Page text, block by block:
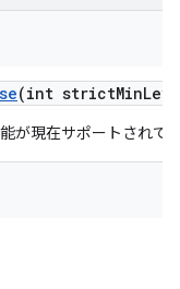
(int strictMin
が現在サポートされて